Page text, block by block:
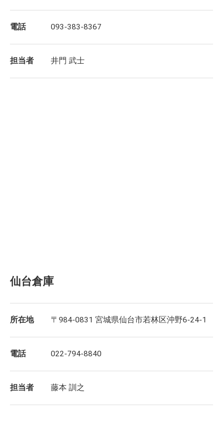
電話 093-383-8367
担当者 井門 武士
仙台倉庫
所在地 〒984-0831 宮城県仙台市若林区沖野6-24-1
電話 022-794-8840
担当者 藤本 訓之